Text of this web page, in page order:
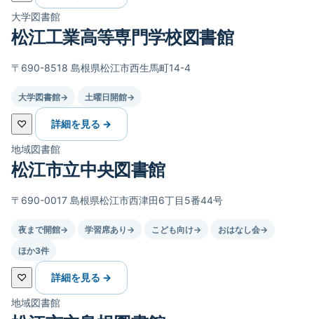
大学図書館
松江工業高等専門学校図書館
〒690-8518 島根県松江市西生馬町14-4
大学図書館→ 土曜日開館→
♡ 詳細を見る →
地域図書館
松江市立中央図書館
〒690-0017 島根県松江市西津田6丁目5番44号
夜まで開館→ 学習席あり → こども向け→ おはなし会→
ほか3件
♡ 詳細を見る →
地域図書館